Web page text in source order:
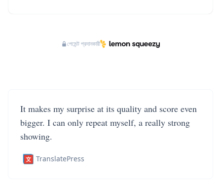
পেমেন্ট প্রদানকারী
It makes my surprise at its quality and score even
bigger. I can only repeat myself, a really strong
showing.
TranslatePress